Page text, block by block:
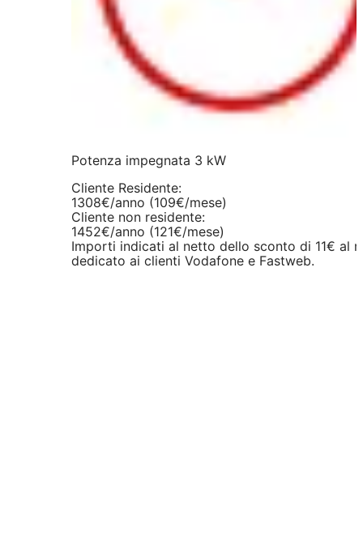
Potenza impegnata 3 kW
Cliente Residente:
1308€/anno (109€/mese)
Cliente non residente:
1452€/anno (121€/mese)
Importi indicati al netto dello sconto di 11€ al
dedicato ai clienti Vodafone e Fastweb.